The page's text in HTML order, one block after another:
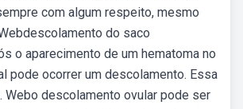
com algum respeito, mesmo
do saco
o aparecimento de um hematoma no
pode ocorrer um descolamento. Essa
Webo descolamento ovular pode ser